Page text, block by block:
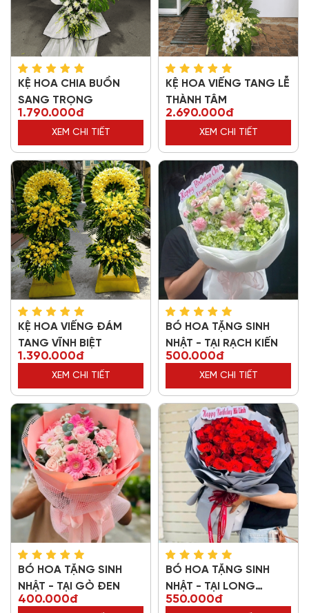
KỆ HOA CHIA BUỒN
SANG TRỌNG
1.790.000đ
XEM CHI TIẾT
KỆ HOA VIẾNG TANG LỄ
THÀNH TÂM
2.690.000đ
XEM CHI TIẾT
KỆ HOA VIẾNG ĐÁM
TANG VĨNH BIỆT
1.390.000đ
XEM CHI TIẾT
BÓ HOA TẶNG SINH
NHẬT - TẠI RẠCH KIẾN
500.000đ
XEM CHI TIẾT
BÓ HOA TẶNG SINH
NHẬT - TẠI GÒ ĐEN
400.000đ
BÓ HOA TẶNG SINH
NHẬT - TẠI LONG
THƯỢNG
550.000đ